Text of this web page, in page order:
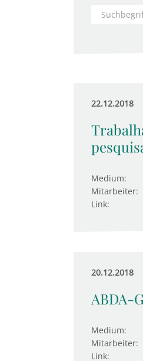
22.12.2018
Medium:
Mitarbeiter:
Link:
20.12.2018
ABDA-
Medium:
Mitarbeiter:
Link: